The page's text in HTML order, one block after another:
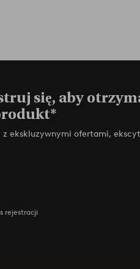
się, aby
z ekskluzywnymi ofertami,
rejestracji